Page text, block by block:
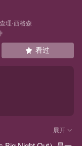
查理·西格森
看过
展开